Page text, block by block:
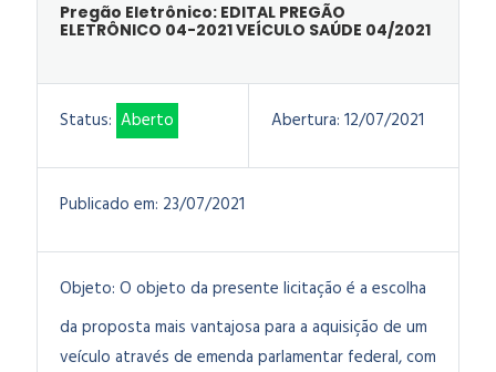
Pregão Eletrônico: EDITAL PREGÃO
ELETRÔNICO 04-2021 VEÍCULO SAÚDE 04/2021
Status: Aberto Abertura: 12/07/2021
Publicado em: 23/07/2021
Objeto: O objeto da presente licitação é a escolha
da proposta mais vantajosa para a aquisição de um
veículo através de emenda parlamentar federal, com